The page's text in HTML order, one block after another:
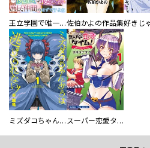
王立学園で唯一魔法が使えない庶民仲間のはずですよね～実は王子様で私を溺愛しているなんて告白はやめてください～佐伯かよの作品集
ミズダコちゃんからは逃げられない！ スーパー恋愛タイム！～現場でドＳな彼女は自宅でデレる～